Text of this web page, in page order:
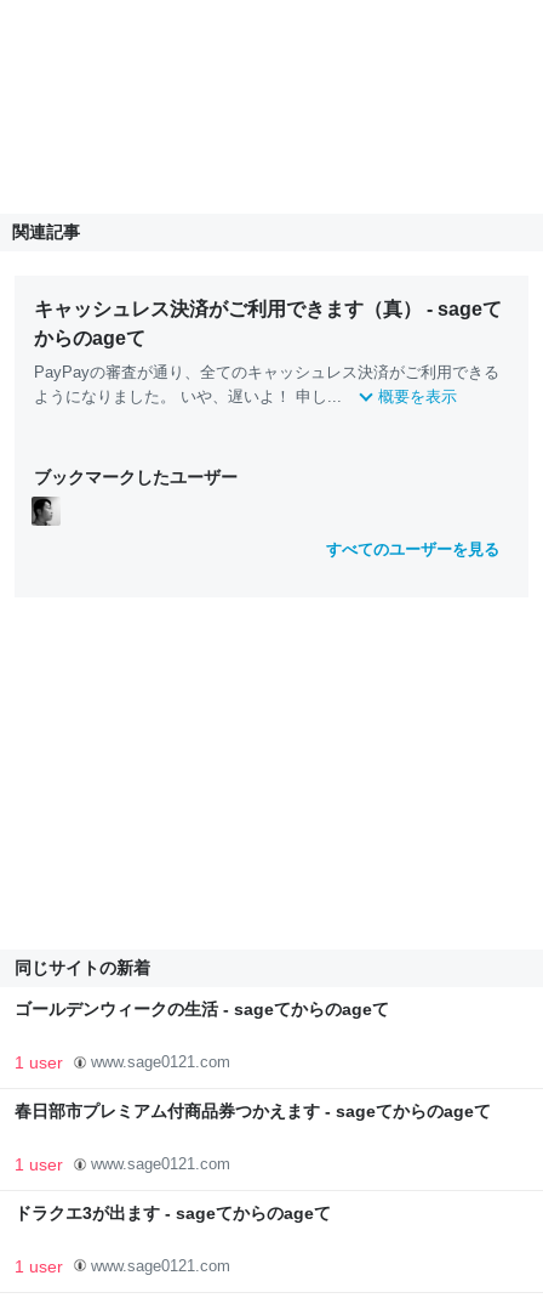
関連記事
キャッシュレス決済がご利用できます（真） - sageて
からのageて
PayPayの審査が通り、全てのキャッシュレス決済がご利用できる
ようになりました。 いや、遅いよ！ 申し...
概要を表示
ブックマークしたユーザー
すべてのユーザーを見る
同じサイトの新着
ゴールデンウィークの生活 - sageてからのageて
1 user www.sage0121.com
春日部市プレミアム付商品券つかえます - sageてからのageて
1 user www.sage0121.com
ドラクエ3が出ます - sageてからのageて
1 user www.sage0121.com